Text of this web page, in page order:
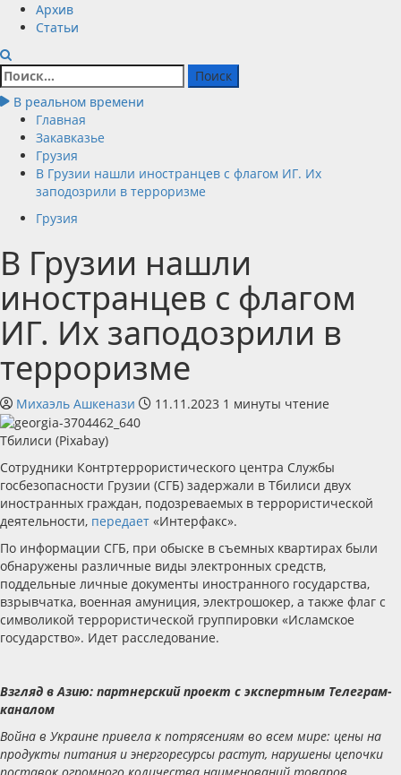
Архив
Статьи
Найти:
В реальном времени
Главная
Закавказье
Грузия
В Грузии нашли иностранцев с флагом ИГ. Их
заподозрили в терроризме
Грузия
В Грузии нашли
иностранцев с флагом
ИГ. Их заподозрили в
терроризме
Михаэль Ашкенази 11.11.2023 1 минуты чтение
Тбилиси (Pixabay)
Сотрудники Контртеррористического центра Службы
госбезопасности Грузии (СГБ) задержали в Тбилиси двух
иностранных граждан, подозреваемых в террористической
деятельности, передает «Интерфакс».
По информации СГБ, при обыске в съемных квартирах были
обнаружены различные виды электронных средств,
поддельные личные документы иностранного государства,
взрывчатка, военная амуниция, электрошокер, а также флаг с
символикой террористической группировки «Исламское
государство». Идет расследование.
Взгляд в Азию: партнерский проект с экспертным Телеграм-
каналом
Война в Украине привела к потрясениям во всем мире: цены на
продукты питания и энергоресурсы растут, нарушены цепочки